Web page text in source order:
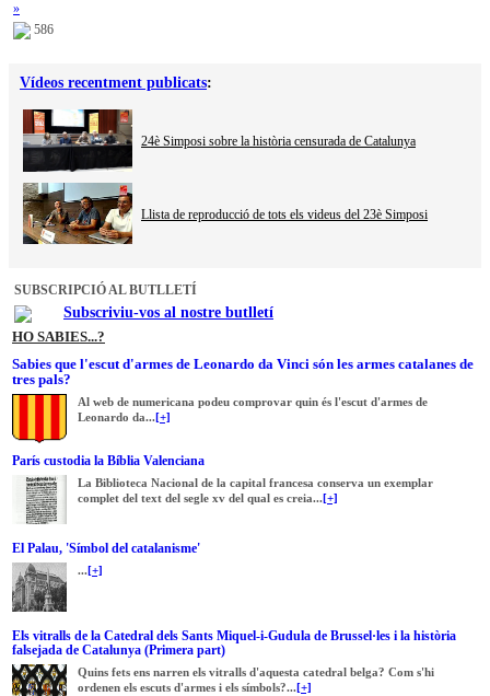
»
586
Vídeos recentment publicats:
24è Simposi sobre la història censurada de Catalunya
Llista de reproducció de tots els videus del 23è Simposi
SUBSCRIPCIÓ AL BUTLLETÍ
Subscriviu-vos al nostre butlletí
HO SABIES...?
Sabies que l'escut d'armes de Leonardo da Vinci són les armes catalanes de
tres pals?
Al web de numericana podeu comprovar quin és l'escut d'armes de
Leonardo da... [+]
París custodia la Bíblia Valenciana
La Biblioteca Nacional de la capital francesa conserva un exemplar
complet del text del segle xv del qual es creia... [+]
El Palau, 'Símbol del catalanisme'
... [+]
Els vitralls de la Catedral dels Sants Miquel-i-Gudula de Brussel·les i la història
falsejada de Catalunya (Primera part)
Quins fets ens narren els vitralls d'aquesta catedral belga? Com s'hi
ordenen els escuts d'armes i els símbols?... [+]